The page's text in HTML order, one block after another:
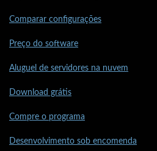
Comparar configurações
Preço do software
Aluguel de servidores na nuvem
Download grátis
Compre o programa
Desenvolvimento sob encomenda